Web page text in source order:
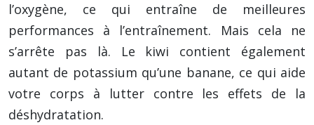
l’oxygène, ce qui entraîne de meilleures
performances à l’entraînement. Mais cela ne
s’arrête pas là. Le kiwi contient également
autant de potassium qu’une banane, ce qui aide
votre corps à lutter contre les effets de la
déshydratation.